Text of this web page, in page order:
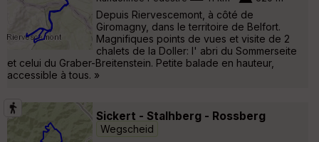
Depuis Riervescemont, à côté de
Giromagny, dans le territoire de Belfort.
Magnifiques points de vues et visite de 2
chalets de la Doller: l' abri du Sommerseite
et celui du Graber-Breitenstein. Petite balade en hauteur,
accessible à tous. »
Sickert - Stalhberg - Rossberg
Wegscheid